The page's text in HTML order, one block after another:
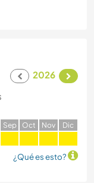
2026
Sep Oct Nov Dic
¿Qué es esto?